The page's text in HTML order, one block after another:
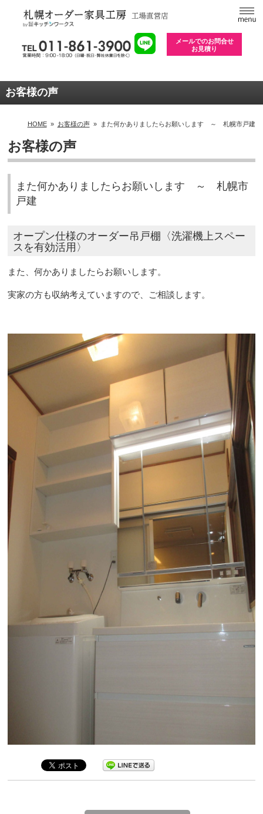
メールでのお問合せ
お見積り
お客様の声
HOME» お客様の声» また何かありましたらお願いします ～ 札幌市戸建
お客様の声
また何かありましたらお願いします ～ 札幌市
戸建
オープン仕様のオーダー吊戸棚〈洗濯機上スペー
スを有効活用〉
また、何かありましたらお願いします。
実家の方も収納考えていますので、ご相談します。